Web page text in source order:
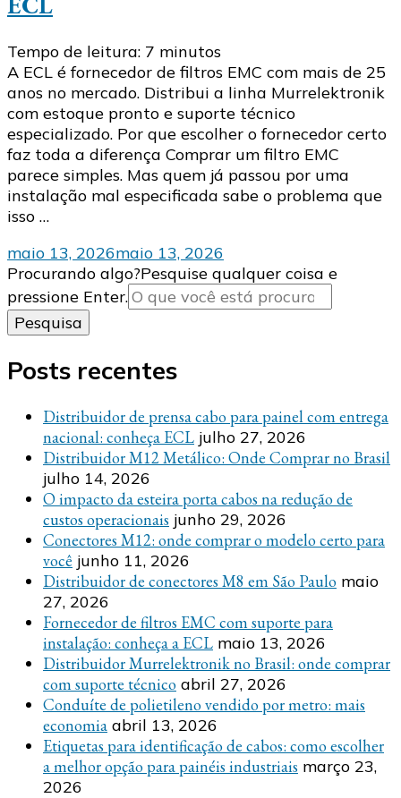
Tempo de leitura: 7 minutos
A ECL é fornecedor de filtros EMC com mais de 25
anos no mercado. Distribui a linha Murrelektronik
com estoque pronto e suporte técnico
especializado. Por que escolher o fornecedor certo
faz toda a diferença Comprar um filtro EMC
parece simples. Mas quem já passou por uma
instalação mal especificada sabe o problema que
isso …
maio 13, 2026maio 13, 2026
Procurando algo?Pesquise qualquer coisa e
pressione Enter.
Posts recentes
Distribuidor de prensa cabo para painel com entrega
nacional: conheça ECL julho 27, 2026
Distribuidor M12 Metálico: Onde Comprar no Brasil
julho 14, 2026
O impacto da esteira porta cabos na redução de
custos operacionais junho 29, 2026
Conectores M12: onde comprar o modelo certo para
você junho 11, 2026
Distribuidor de conectores M8 em São Paulo maio
27, 2026
Fornecedor de filtros EMC com suporte para
instalação: conheça a ECL maio 13, 2026
Distribuidor Murrelektronik no Brasil: onde comprar
com suporte técnico abril 27, 2026
Conduíte de polietileno vendido por metro: mais
economia abril 13, 2026
Etiquetas para identificação de cabos: como escolher
a melhor opção para painéis industriais março 23,
2026